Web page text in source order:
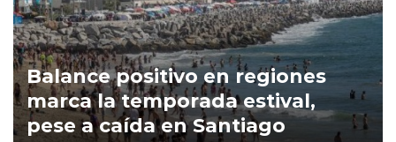
Balance positivo en regiones
marca la temporada estival,
pese a caída en Santiago